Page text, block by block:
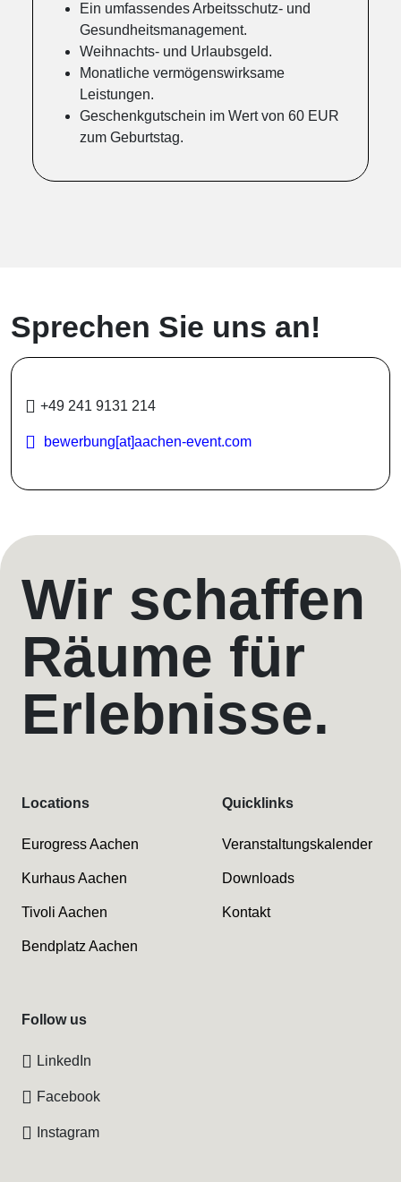
Ein umfassendes Arbeitsschutz- und
Gesundheitsmanagement.
Weihnachts- und Urlaubsgeld.
Monatliche vermögenswirksame
Leistungen.
Geschenkgutschein im Wert von 60 EUR
zum Geburtstag.
Sprechen Sie uns an!
+49 241 9131 214
bewerbung[at]​aachen-event.com
Wir schaffen
Räume für
Erlebnisse.
Locations
Eurogress Aachen
Kurhaus Aachen
Tivoli Aachen
Bendplatz Aachen
Quicklinks
Veranstaltungskalender
Downloads
Kontakt
Follow us
LinkedIn
Facebook
Instagram